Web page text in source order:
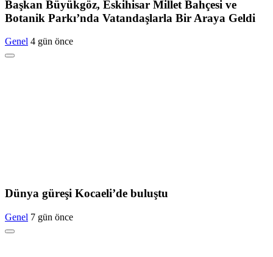
Başkan Büyükgöz, Eskihisar Millet Bahçesi ve
Botanik Parkı’nda Vatandaşlarla Bir Araya Geldi
Genel 4 gün önce
Dünya güreşi Kocaeli’de buluştu
Genel 7 gün önce